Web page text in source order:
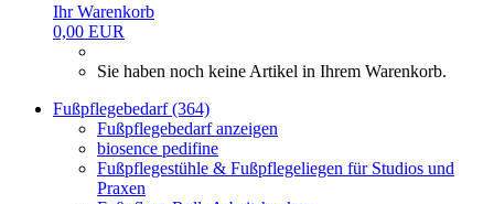
Ihr Warenkorb
0,00 EUR
Sie haben noch keine Artikel in Ihrem Warenkorb.
Fußpflegebedarf (364)
Fußpflegebedarf anzeigen
biosence pedifine
Fußpflegestühle & Fußpflegeliegen für Studios und
Praxen